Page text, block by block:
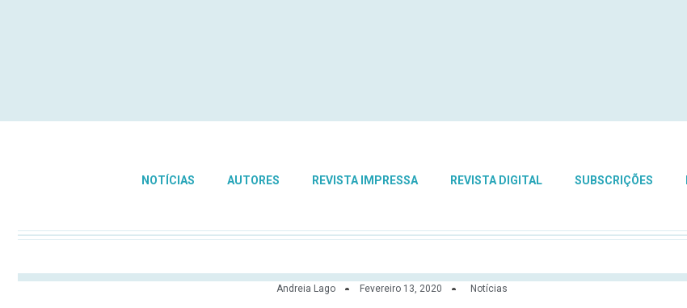
NOTÍCIAS AUTORES REVISTA IMPRESSA REVISTA DIGITAL SUBSCRIÇÕES
Andreia Lago Fevereiro 13, 2020 Notícias